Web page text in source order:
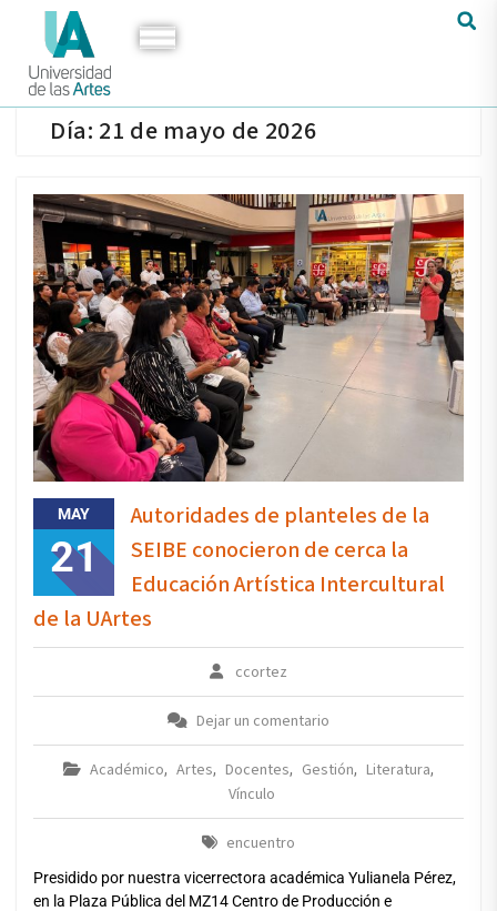
Día: 21 de mayo de 2026
MAY
21
Autoridades de planteles de la
SEIBE conocieron de cerca la
Educación Artística Intercultural
de la UArtes
ccortez
Dejar un comentario
Académico, Artes, Docentes, Gestión, Literatura,
Vínculo
encuentro
Presidido por nuestra vicerrectora académica Yulianela Pérez,
en la Plaza Pública del MZ14 Centro de Producción e